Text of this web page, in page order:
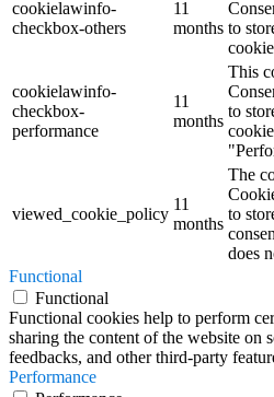
cookielawinfo-
checkbox-others
11
months to
cookielawinfo-
checkbox-
performance
11
months
This
to
viewed_cookie_policy
11
months
The
to
does
Functional
Functional
Functional cookies help to perform
sharing the content of the website on
feedbacks, and other third-party
Performance